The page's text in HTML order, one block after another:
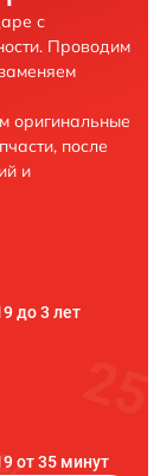
с
Проводим
оригинальные
после
и
до 3 лет
от 35 минут